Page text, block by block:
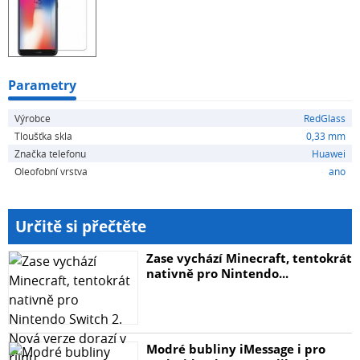
hodnotě 9H Tloušťka ochranného skla RedGlass je 0,33
mm Hrany mají příjemné 2.5D zaoblení Lesklá úprava
zvýrazňuje barvy a jemné detaily na displeji Funguje s
alkoholový hadřík
Parametry
Výrobce
RedGlass
Tloušťka skla
0,33 mm
Značka telefonu
Huawei
Oleofobní vrstva
ano
Určitě si přečtěte
Zase vychází Minecraft, tentokrát
nativně pro Nintendo...
Modré bubliny iMessage i pro